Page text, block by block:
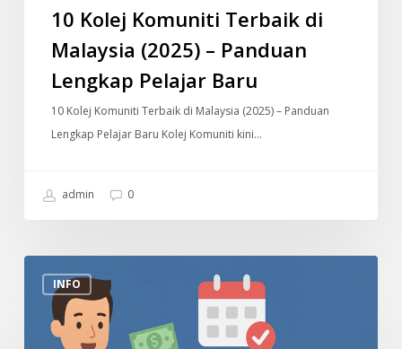
10 Kolej Komuniti Terbaik di
Malaysia (2025) – Panduan
Lengkap Pelajar Baru
10 Kolej Komuniti Terbaik di Malaysia (2025) – Panduan
Lengkap Pelajar Baru Kolej Komuniti kini…
admin 0
INFO
Bayaran
2025